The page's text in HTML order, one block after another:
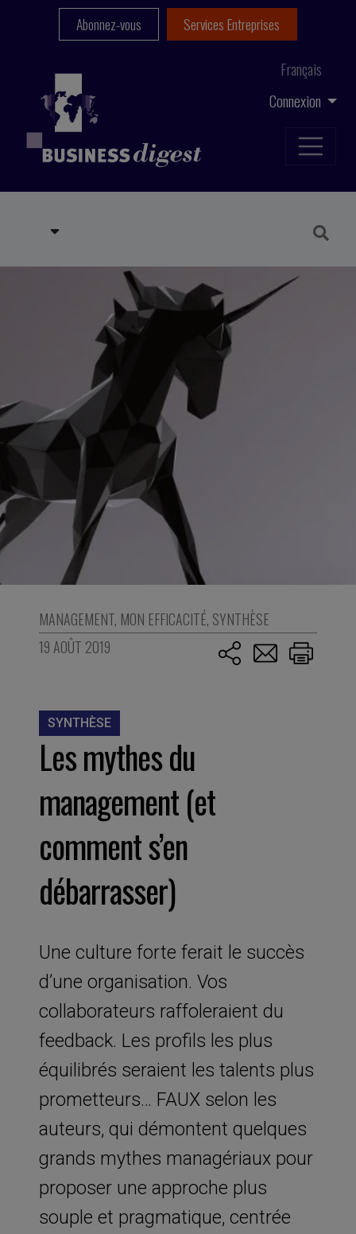
Connexion
Français
Abonnez-vous Services Entreprises
MANAGEMENT, MON EFFICACITÉ, SYNTHÈSE
19 AOÛT 2019
SYNTHÈSE
Les mythes du
management (et
comment s’en
débarrasser)
Une culture forte ferait le succès
d’une organisation. Vos
collaborateurs raffoleraient du
feedback. Les profils les plus
équilibrés seraient les talents plus
prometteurs… FAUX selon les
auteurs, qui démontent quelques
grands mythes managériaux pour
proposer une approche plus
souple et pragmatique, centrée